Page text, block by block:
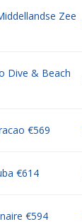
Zee
Dive & Beach
€569
€614
€594